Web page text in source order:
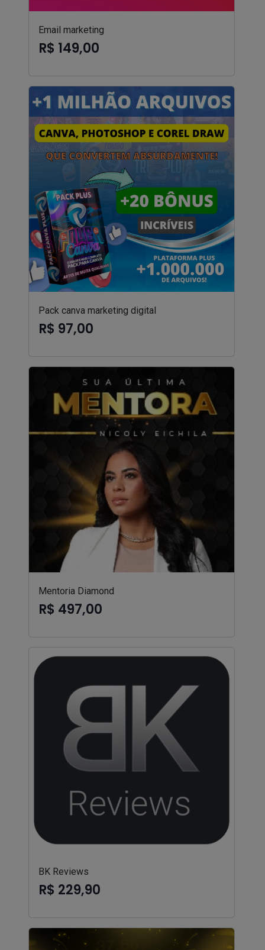
Email marketing
R$ 149,00
Pack canva marketing digital
R$ 97,00
Mentoria Diamond
R$ 497,00
BK Reviews
R$ 229,90